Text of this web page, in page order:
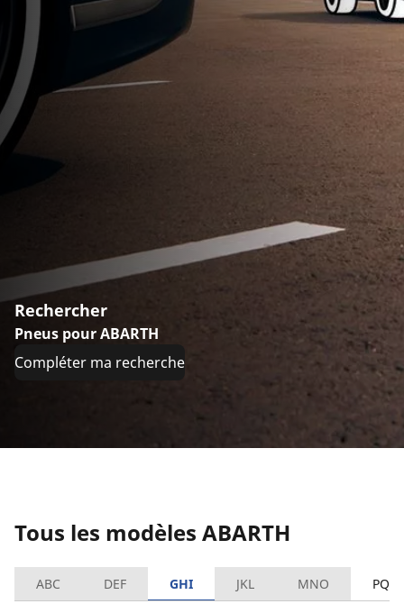
Rechercher
Pneus pour ABARTH
Compléter ma recherche
Tous les modèles ABARTH
ABC DEF GHI JKL MNO PQRS